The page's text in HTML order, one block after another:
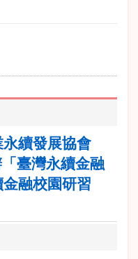
永續發展協會
臺灣永續金融
融校園研習